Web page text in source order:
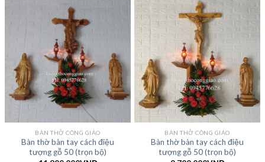
BÀN THỜ CÔNG GIÁO
Bàn thờ bàn tay cách điệu
tượng gỗ 50 (trọn bộ)
BÀN THỜ CÔNG GIÁO
Bàn thờ bàn tay cách điệu
tượng gỗ 50 (trọn bộ)